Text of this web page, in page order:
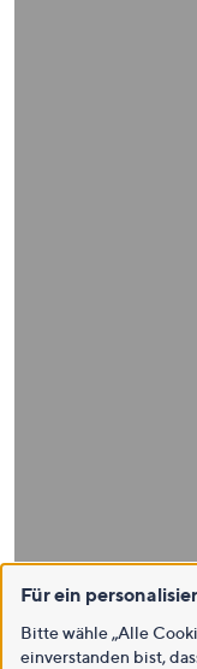
Für ein
Bitte wähle „Alle
einverstanden bist,